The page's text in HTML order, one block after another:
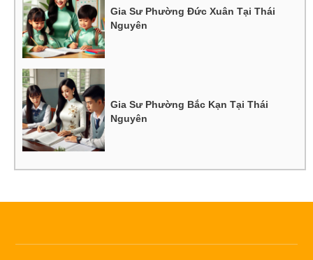
Gia Sư Phường Đức Xuân Tại Thái
Nguyên
Gia Sư Phường Bắc Kạn Tại Thái
Nguyên